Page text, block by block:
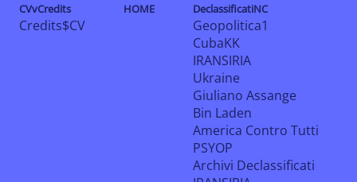
CVvCredits
Credits$CV
HOME DeclassificatiNC
Geopolitica1
CubaKK
IRANSIRIA
Ukraine
Giuliano Assange
Bin Laden
America Contro Tutti
PSYOP
Archivi Declassificati